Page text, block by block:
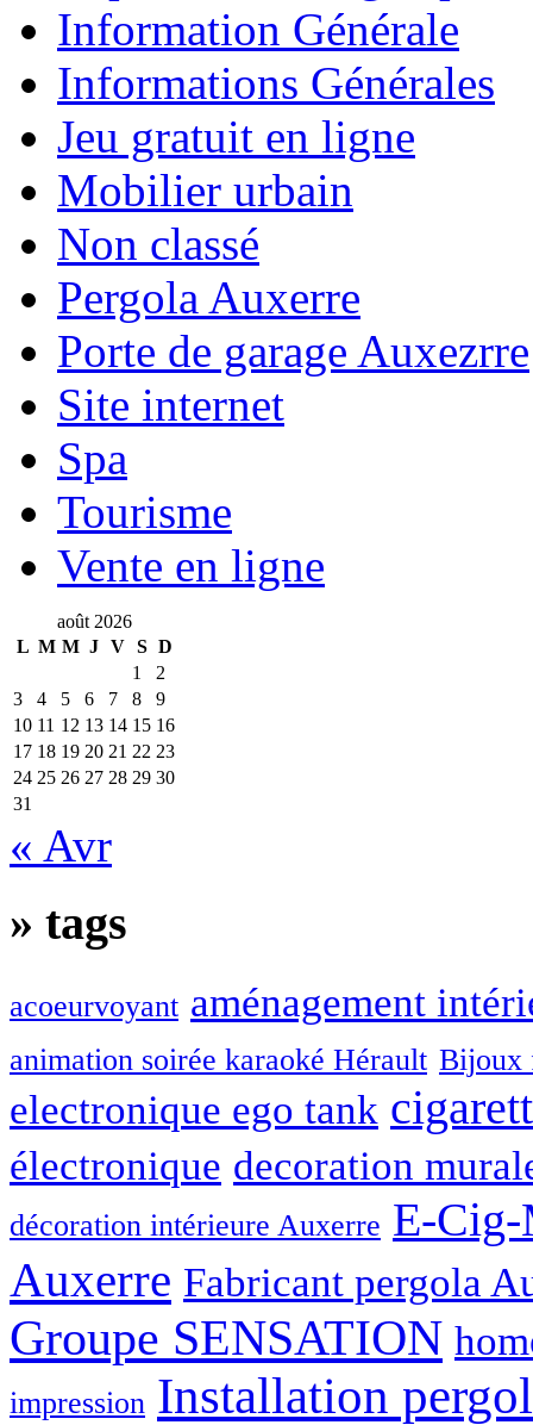
Information Générale
Informations Générales
Jeu gratuit en ligne
Mobilier urbain
Non classé
Pergola Auxerre
Porte de garage Auxezrre
Site internet
Spa
Tourisme
Vente en ligne
août 2026
L M M J V S D
1
2
3
4 5 6 7 8
9
10 11 12 13 14 15 16
17 18 19 20 21 22 23
24 25 26 27 28 29 30
31
« Avr
» tags
acoeurvoyant aménagement
animation soirée karaoké Hérault Bijoux
electronique ego tank
électronique decoration
décoration intérieure Auxerre E-
Auxerre Fabricant pergola
Groupe SENSATION
impression Installation